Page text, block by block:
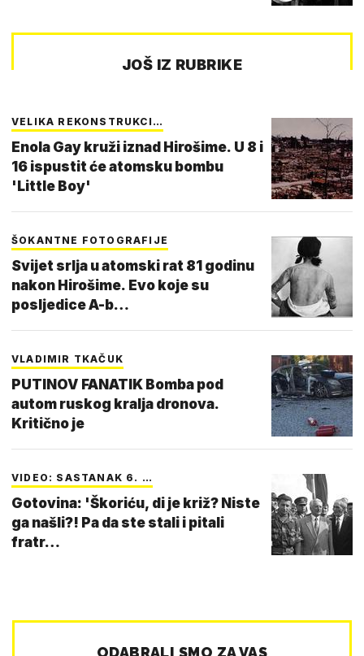
JOŠ IZ RUBRIKE
VELIKA REKONSTRUKCI…
Enola Gay kruži iznad Hirošime. U 8 i
16 ispustit će atomsku bombu
'Little Boy'
ŠOKANTNE FOTOGRAFIJE
Svijet srlja u atomski rat 81 godinu
nakon Hirošime. Evo koje su
posljedice A-b…
VLADIMIR TKAČUK
PUTINOV FANATIK Bomba pod
autom ruskog kralja dronova.
Kritično je
VIDEO: SASTANAK 6. …
Gotovina: 'Škoriću, di je križ? Niste
ga našli?! Pa da ste stali i pitali
fratr…